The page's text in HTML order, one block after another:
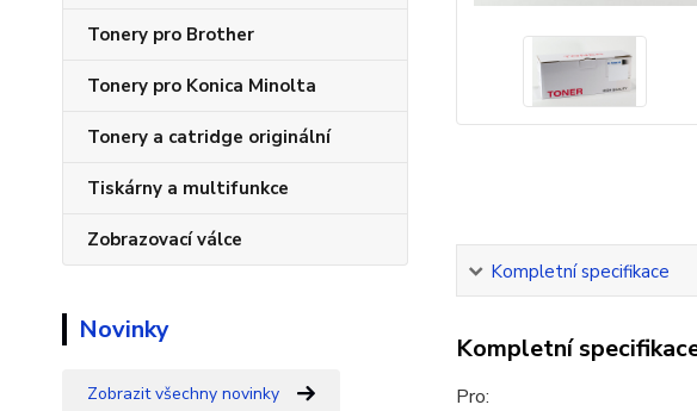
Tonery pro Brother
Tonery pro Konica Minolta
Tonery a catridge originální
Tiskárny a multifunkce
Zobrazovací válce
Novinky
Zobrazit všechny novinky
Kompletní specifikace
Kompletní
Pro: